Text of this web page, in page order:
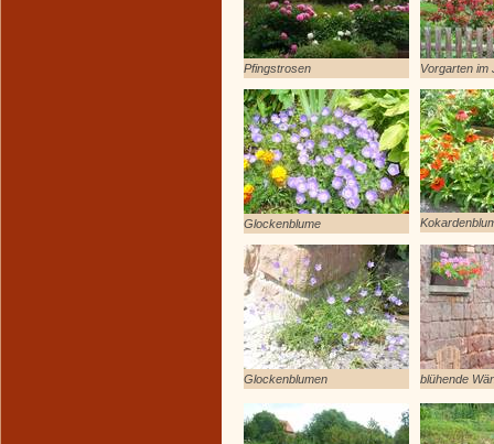
Pfingstrosen Vorgarten im
Glockenblume
Glockenblumen blühende